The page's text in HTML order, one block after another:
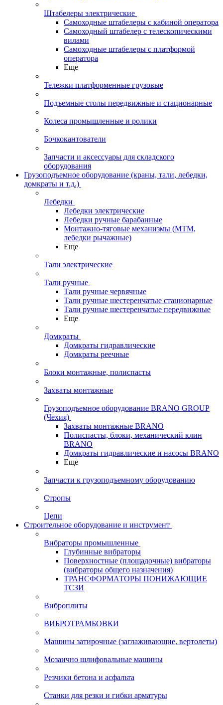
Штабелеры электрические
Самоходные штабелеры с кабиной оператора
Самоходный штабелер с телескопическими
вилами
Самоходные штабелеры с платформой
оператора
Еще
Тележки платформенные грузовые
Подъемные столы передвижные и стационарные
Колеса промышленные и ролики
Бочкокантователи
Запчасти и аксессуары для складского
оборудования
Грузоподъемное оборудование (краны, тали, лебедки,
домкраты и т.д.)
Лебедки
Лебедки электрические
Лебедки ручные барабанные
Монтажно-тяговые механизмы (МТМ,
лебедки рычажные)
Еще
Тали электрические
Тали ручные
Тали ручные червячные
Тали ручные шестеренчатые стационарные
Тали ручные шестеренчатые передвижные
Еще
Домкраты
Домкраты гидравлические
Домкраты реечные
Блоки монтажные, полиспасты
Захваты монтажные
Грузоподъемное оборудование BRANO GROUP
(Чехия)
Захваты монтажные BRANO
Полиспасты, блоки, механический клин
BRANO
Домкраты гидравлические и насосы BRANO
Еще
Запчасти к грузоподъемному оборудованию
Стропы
Цепи
Строительное оборудование и инструмент
Вибраторы промышленные
Глубинные вибраторы
Поверхностные (площадочные) вибраторы
(вибраторы общего назначения)
ТРАНСФОРМАТОРЫ ПОНИЖАЮЩИЕ
ТСЗИ
Виброплиты
ВИБРОТРАМБОВКИ
Машины затирочные (заглаживающие, вертолеты)
Мозаично шлифовальные машины
Резчики бетона и асфальта
Станки для резки и гибки арматуры